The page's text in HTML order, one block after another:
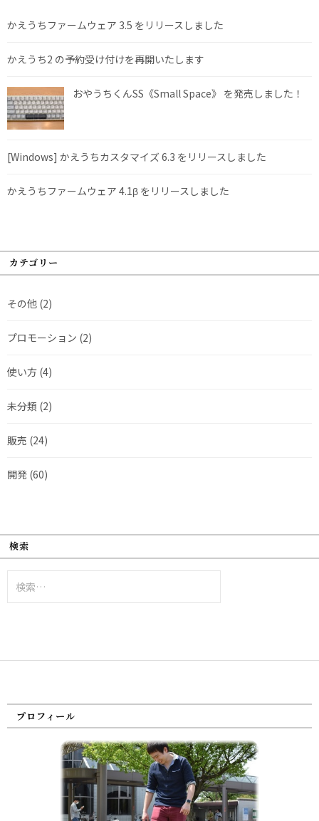
かえうちファームウェア 3.5 をリリースしました
かえうち2 の予約受け付けを再開いたします
おやうちくんSS《Small Space》 を発売しました！
[Windows] かえうちカスタマイズ 6.3 をリリースしました
かえうちファームウェア 4.1β をリリースしました
カテゴリー
その他 (2)
プロモーション (2)
使い方 (4)
未分類 (2)
販売 (24)
開発 (60)
検索
索:
プロフィール